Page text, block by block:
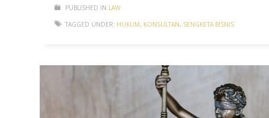
PUBLISHED IN LAW
TAGGED UNDER: HUKUM, KONSULTAN, SENGKETA BISNIS